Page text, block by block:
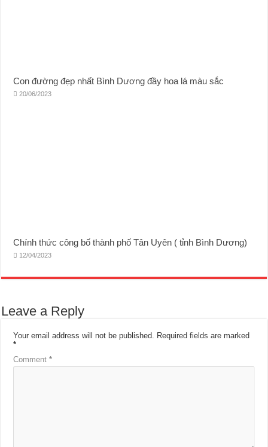
Con đường đẹp nhất Bình Dương đầy hoa lá màu sắc
20/06/2023
Chính thức công bố thành phố Tân Uyên ( tỉnh Bình Dương)
12/04/2023
Leave a Reply
Your email address will not be published. Required fields are marked
*
Comment*